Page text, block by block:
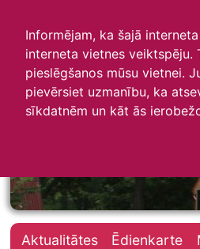
Informējam, ka šajā
interneta vietnes
pieslēgšanos mūsu vietnei.
pievērsiet uzmanību, ka
sīkdatnēm un kāt ās
Aktualitātes Ēdienkarte